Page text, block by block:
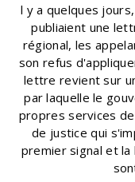
l y a quelques
publiaient une
régional, les
son refus
lettre revient sur
par laquelle le
propres services
de justice qui
premier signal et